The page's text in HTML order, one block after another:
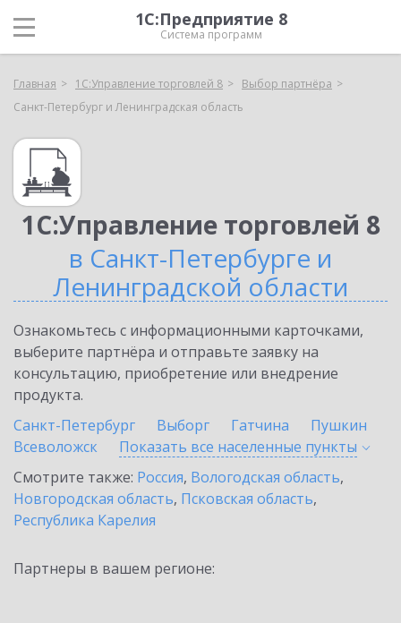
1С:Предприятие 8
Система программ
Главная 1С:Управление торговлей 8
Выбор партнёра
Санкт-Петербург и Ленинградская область
1С:Управление торговлей 8
в Санкт-Петербурге и
Ленинградской области
Ознакомьтесь с информационными карточками,
выберите партнёра и отправьте заявку на
консультацию, приобретение или внедрение
продукта.
Санкт-Петербург
Выборг Гатчина
Пушкин
Всеволожск
Показать все населенные пункты
Смотрите также: Россия, Вологодская область,
Новгородская область, Псковская область,
Республика Карелия
Партнеры в вашем регионе: